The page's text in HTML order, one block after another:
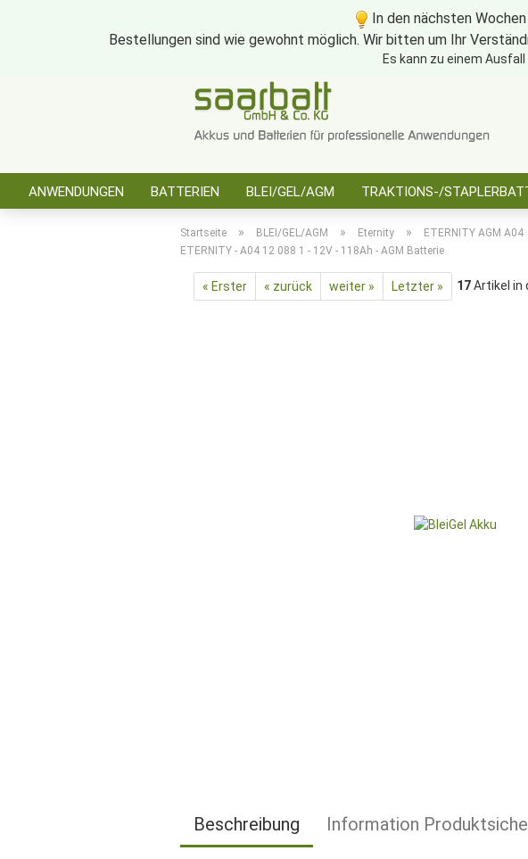
In den nächsten
Bestellungen sind wie gewohnt möglich. Wir bitten um Ihr
Es kann zu einem
ANWENDUNGEN BATTERIEN BLEI/GEL/AGM TRAKTIONS-/
Startseite » BLEI/GEL/AGM » Eternity » ETERNITY AGM A04
ETERNITY - A04 12 088 1 - 12V - 118Ah - AGM Batterie
« Erster « zurück weiter » Letzter » 17Artikel in
Beschreibung Information